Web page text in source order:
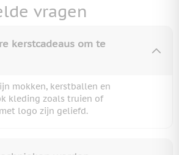
vragen
kerstcadeaus om te
mokken, kerstballen en
kleding zoals truien of
logo zijn geliefd.